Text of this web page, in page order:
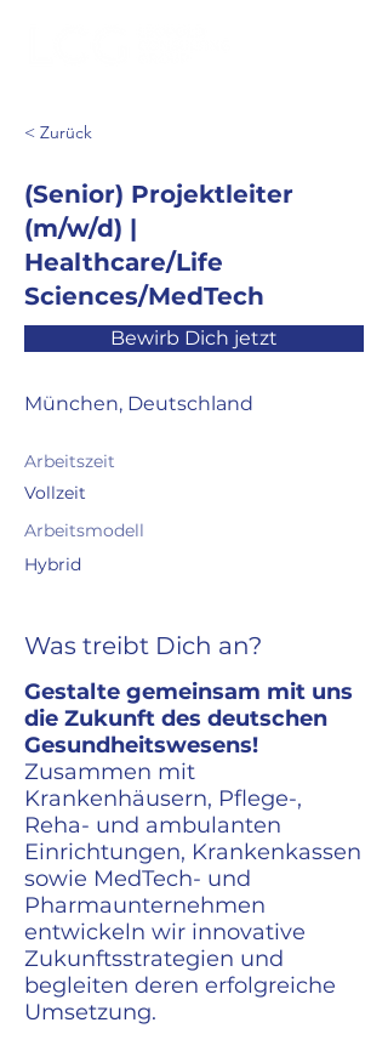
< Zurück
(Senior) Projektleiter
(m/w/d) |
Healthcare/Life
Sciences/MedTech
Bewirb Dich jetzt
München, Deutschland
Arbeitszeit
Vollzeit
Arbeitsmodell
Hybrid
Was treibt Dich an?
Gestalte gemeinsam mit uns
die Zukunft des deutschen
Gesundheitswesens!
Zusammen mit
Krankenhäusern, Pflege-,
Reha- und ambulanten
Einrichtungen, Krankenkassen
sowie MedTech- und
Pharmaunternehmen
entwickeln wir innovative
Zukunftsstrategien und
begleiten deren erfolgreiche
Umsetzung.